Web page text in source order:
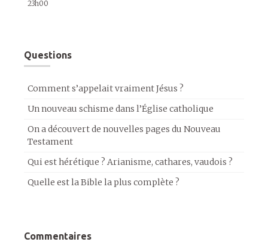
23h00
Questions
Comment s’appelait vraiment Jésus ?
Un nouveau schisme dans l’Église catholique
On a découvert de nouvelles pages du Nouveau
Testament
Qui est hérétique ? Arianisme, cathares, vaudois ?
Quelle est la Bible la plus complète ?
Commentaires